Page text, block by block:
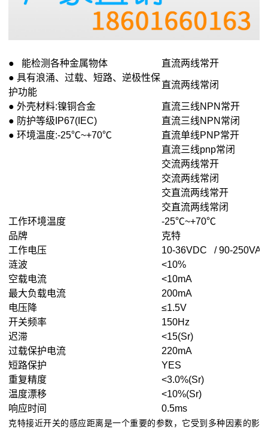
● 能检测各种金属物体
直流两线常开
● 具有浪涌、过载、短路、逆极性保
护功能
直流两线常闭
● 外壳材料:镍铜合金
直流三线NPN常开
● 防护等级IP67(IEC)
直流三线NPN常闭
● 环境温度:-25℃~+70℃
直流单线PNP常开
直流三线pnp常闭
交流两线常开
交流两线常闭
交直流两线常开
交直流两线常闭
工作环境温度
-25℃~+70℃
品牌
克特
工作电压
10-36VDC / 90-
涟波
<10%
空载电流
<10mA
最大负载电流
200mA
电压降
≤1.5V
开关频率
150Hz
迟滞
<15(Sr)
过载保护电流
220mA
短路保护
YES
重复精度
<3.0%(Sr)
温度漂移
<10%(Sr)
响应时间
0.5ms
克特接近开关的感应距离是一个重要的参数，它受到多种因素的影